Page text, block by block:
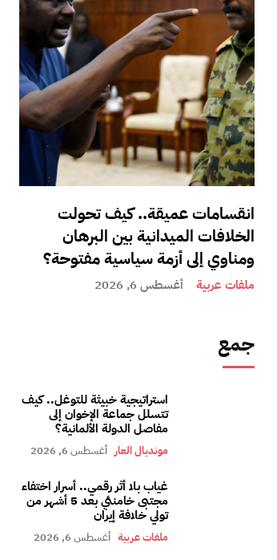
انقسامات عميقة.. كيف تحولت
الخلافات الميدانية بين البرهان
ومناوي إلى أزمة سياسية مفتوحة؟
ملفات عربية أغسطس 6, 2026
جمع
استراتيجية خبيثة للتوغل.. كيف
تتسلل جماعة الإخوان إلى
مفاصل الدولة الألمانية؟
مونديال العار أغسطس 6, 2026
غياب بلا أثر رقمي.. أسرار اختفاء
مجتبى خامنئي بعد 5 أشهر من
تولي خلافة إيران
ملفات عربية أغسطس 6, 2026